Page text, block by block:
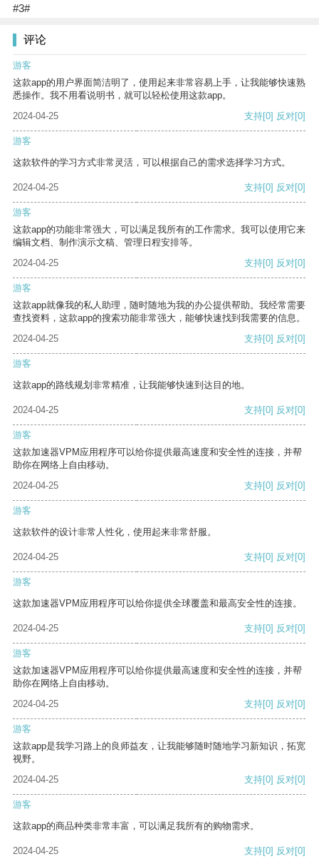
#3#
评论
游客
这款app的用户界面简洁明了，使用起来非常容易上手，让我能够快速熟
悉操作。我不用看说明书，就可以轻松使用这款app。
2024-04-25
支持[0] 反对[0]
游客
这款软件的学习方式非常灵活，可以根据自己的需求选择学习方式。
2024-04-25 支持[0] 反对[0]
游客
这款app的功能非常强大，可以满足我所有的工作需求。我可以使用它来
编辑文档、制作演示文稿、管理日程安排等。
2024-04-25
支持[0] 反对[0]
游客
这款app就像我的私人助理，随时随地为我的办公提供帮助。我经常需要
查找资料，这款app的搜索功能非常强大，能够快速找到我需要的信息。
2024-04-25
支持[0] 反对[0]
游客
这款app的路线规划非常精准，让我能够快速到达目的地。
2024-04-25 支持[0] 反对[0]
游客
这款加速器VPM应用程序可以给你提供最高速度和安全性的连接，并帮
助你在网络上自由移动。
2024-04-25
支持[0] 反对[0]
游客
这款软件的设计非常人性化，使用起来非常舒服。
2024-04-25 支持[0] 反对[0]
游客
这款加速器VPM应用程序可以给你提供全球覆盖和最高安全性的连接。
2024-04-25 支持[0] 反对[0]
游客
这款加速器VPM应用程序可以给你提供最高速度和安全性的连接，并帮
助你在网络上自由移动。
2024-04-25
支持[0] 反对[0]
游客
这款app是我学习路上的良师益友，让我能够随时随地学习新知识，拓宽
视野。
2024-04-25
支持[0] 反对[0]
游客
这款app的商品种类非常丰富，可以满足我所有的购物需求。
2024-04-25 支持[0] 反对[0]